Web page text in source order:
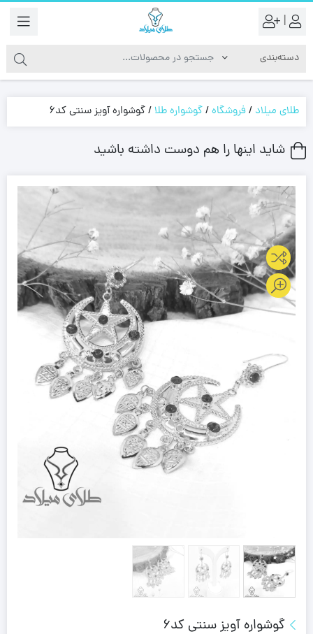
|
طلای میلاد /فروشگاه/گوشواره طلا/گوشواره آویز سنتی کد6
شاید اینها را هم دوست داشته باشید
گوشواره آویز سنتی کد6